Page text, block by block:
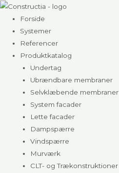
Gå
indholdet
Forside
Systemer
Referencer
Produktkatalog
Undertag
Ubrændbare membraner
Selvklæbende membraner
System facader
Lette facader
Dampspærre
Vindspærre
Murværk
CLT- og Trækonstruktioner